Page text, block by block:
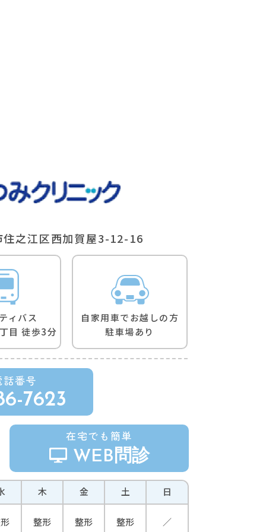
住之江区⻄加賀屋3-12-16
ィバス
⽬ 徒歩3分
自家用車でお越しの方
駐車場あり
番号
7623
在宅でも簡単
WEB問診
木 金 土 日
整形 整形 整形 ／